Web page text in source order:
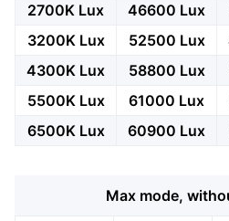
2700K Lux
46600 Lux
3200K Lux
52500 Lux
4300K Lux
58800 Lux
5500K Lux
61000 Lux
6500K Lux
60900 Lux
Max mode,